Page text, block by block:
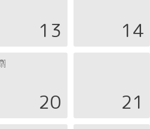
13 14
20 21